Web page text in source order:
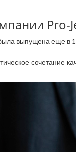
Pro-
выпущена еще в
сочетание